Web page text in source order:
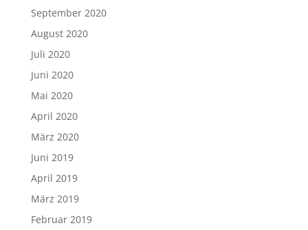
September 2020
August 2020
Juli 2020
Juni 2020
Mai 2020
April 2020
März 2020
Juni 2019
April 2019
März 2019
Februar 2019